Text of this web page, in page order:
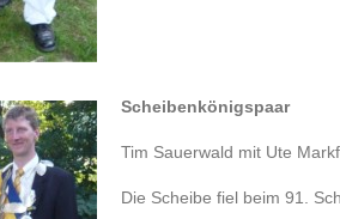
Scheibenkönigspaar
Tim Sauerwald mit Ute
Die Scheibe fiel beim 91.